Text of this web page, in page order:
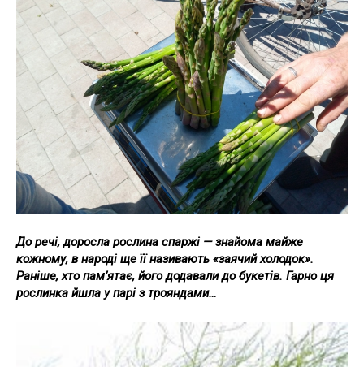
До речі, доросла рослина спаржі — знайома майже
кожному, в народі ще її називають «заячий холодок».
Раніше, хто пам’ятає, його додавали до букетів. Гарно ця
рослинка йшла у парі з трояндами…